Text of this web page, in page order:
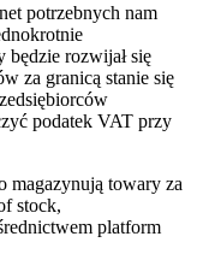
potrzebnych nam
będzie rozwijał się
za granicą stanie się
podatek VAT przy
magazynują towary za
stock,
platform